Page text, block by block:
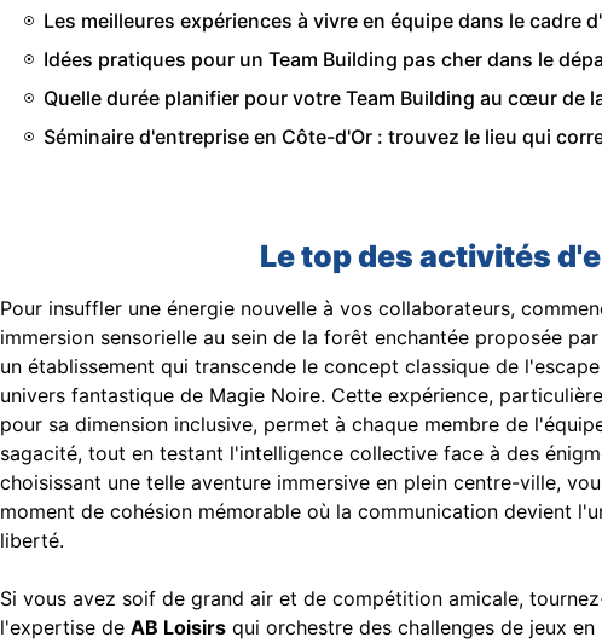
Les meilleures expériences à vivre en équipe dans le cadre
Idées pratiques pour un Team Building pas cher dans le
Quelle durée planifier pour votre Team Building au cœur de
Séminaire d'entreprise en Côte-d'Or : trouvez le lieu qui
Le top des activités
Pour insuffler une énergie nouvelle à vos collaborateurs,
immersion sensorielle au sein de la forêt enchantée proposée par
un établissement qui transcende le concept classique de
univers fantastique de Magie Noire. Cette expérience,
pour sa dimension inclusive, permet à chaque membre de
sagacité, tout en testant l'intelligence collective face à des
choisissant une telle aventure immersive en plein centre-ville,
moment de cohésion mémorable où la communication devient
liberté.
Si vous avez soif de grand air et de compétition amicale,
l'expertise de AB Loisirs qui orchestre des challenges de jeux